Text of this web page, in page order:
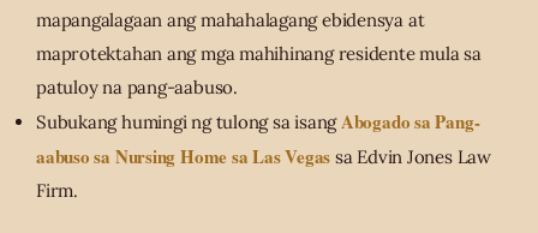
mapangalagaan ang mahahalagang ebidensya at
maprotektahan ang mga mahihinang residente mula sa
patuloy na pang-aabuso.
Subukang humingi ng tulong sa isangAbogado sa Pang-
aabuso sa Nursing Home sa Las Vegas sa Edvin Jones Law
Firm.